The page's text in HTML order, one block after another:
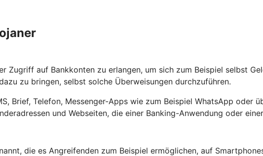
Zugriff auf Bankkonten zu erlangen, um sich zum Beispiel selbst
zu bringen, selbst solche Überweisungen durchzuführen.
Brief, Telefon, Messenger-Apps wie zum Beispiel WhatsApp oder
und Webseiten, die einer Banking-Anwendung oder
die es Angreifenden zum Beispiel ermöglichen, auf